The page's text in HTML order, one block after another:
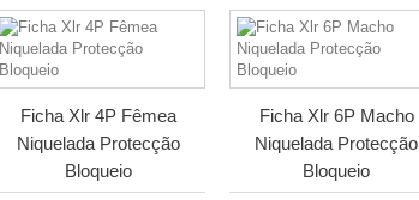
Ficha Xlr 4P Fêmea
Niquelada Protecção
Bloqueio
Ficha Xlr 6P Macho
Niquelada Protecção
Bloqueio